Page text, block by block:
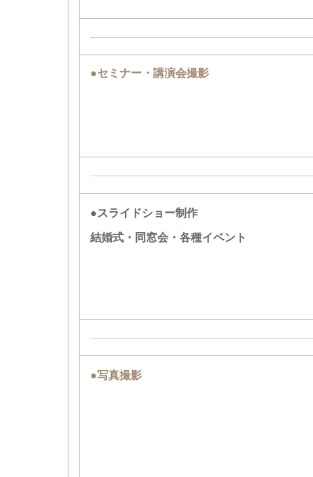
●セミナー・講演会撮影
●スライドショー制作
結婚式・同窓会・各種イベント
●写真撮影